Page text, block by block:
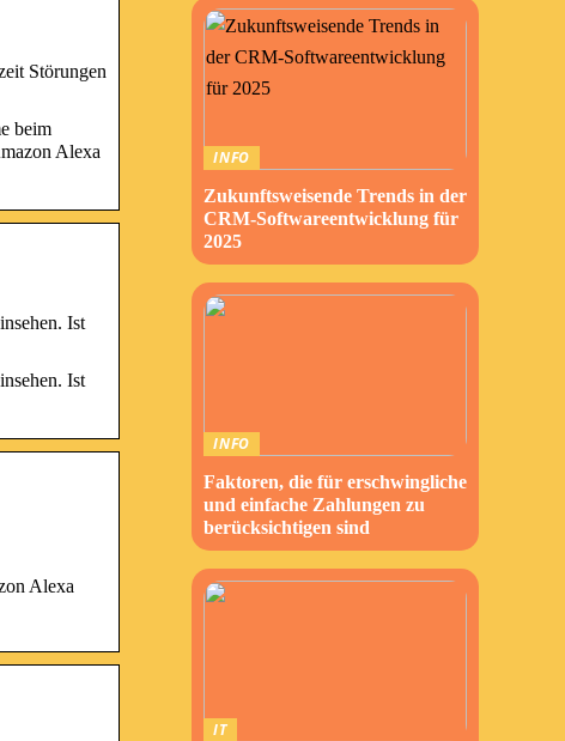
Störungen
beim
Alexa
Ist
Ist
Alexa
INFO
Zukunftsweisende Trends in der
CRM-Softwareentwicklung für
2025
INFO
Faktoren, die für erschwingliche
und einfache Zahlungen zu
berücksichtigen sind
IT